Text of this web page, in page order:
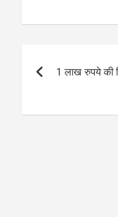
ce
o
k
at
A
p
navigation
1 लाख रुपये की